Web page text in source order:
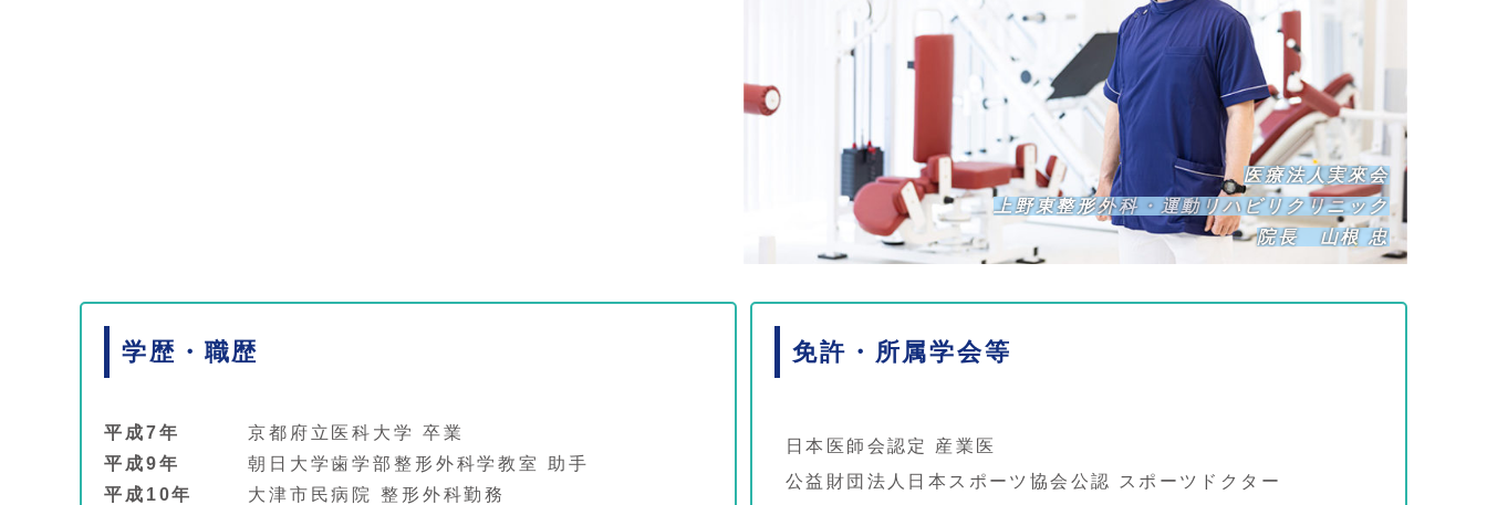
医療法人実來会
上野東整形外科・運動リハビリクリニック
院長 山根 忠
学歴・職歴
平成7年
京都府立医科大学 卒業
平成9年
朝日大学歯学部整形外科学教室 助手
平成10年
大津市民病院 整形外科勤務
免許・所属学会等
日本医師会認定 産業医
公益財団法人日本スポーツ協会公認 スポーツドクター